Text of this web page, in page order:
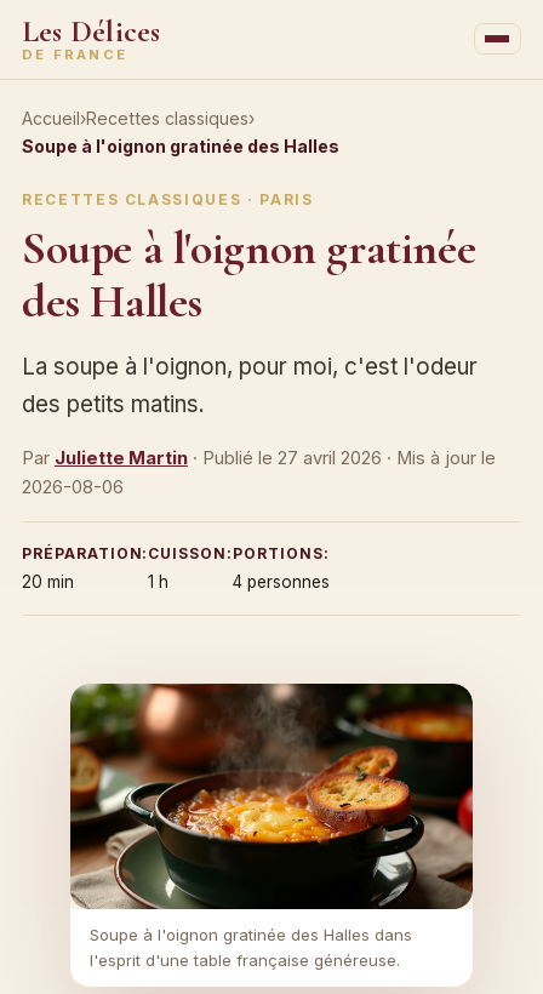
Les Délices
DE FRANCE
Accueil›Recettes classiques›
Soupe à l'oignon gratinée des Halles
RECETTES CLASSIQUES · PARIS
Soupe à l'oignon gratinée
des Halles
La soupe à l'oignon, pour moi, c'est l'odeur
des petits matins.
Par Juliette Martin· Publié le 27 avril 2026 · Mis à jour le
2026-08-06
PRÉPARATION:
20 min
CUISSON:
1 h
PORTIONS:
4 personnes
Soupe à l'oignon gratinée des Halles dans
l'esprit d'une table française généreuse.